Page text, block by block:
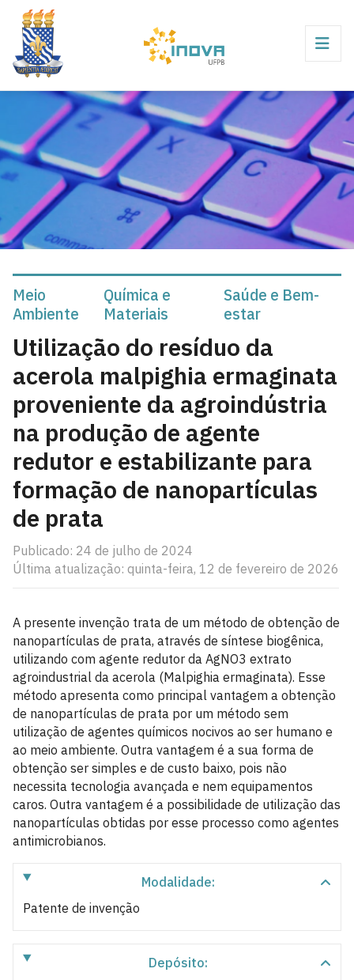
Meio
Ambiente
Química e
Materiais
Saúde e Bem-
estar
Utilização do resíduo da
acerola malpighia ermaginata
proveniente da agroindústria
na produção de agente
redutor e estabilizante para
formação de nanopartículas
de prata
Publicado: 24 de julho de 2024
Última atualização: quinta-feira, 12 de fevereiro de 2026
A presente invenção trata de um método de obtenção de
nanopartículas de prata, através de síntese biogênica,
utilizando com agente redutor da AgNO3 extrato
agroindustrial da acerola (Malpighia ermaginata). Esse
método apresenta como principal vantagem a obtenção
de nanopartículas de prata por um método sem
utilização de agentes químicos nocivos ao ser humano e
ao meio ambiente. Outra vantagem é a sua forma de
obtenção ser simples e de custo baixo, pois não
necessita tecnologia avançada e nem equipamentos
caros. Outra vantagem é a possibilidade de utilização das
nanopartículas obtidas por esse processo como agentes
antimicrobianos.
Modalidade:
Patente de invenção
Depósito: